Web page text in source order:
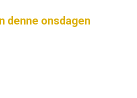
denne onsdagen